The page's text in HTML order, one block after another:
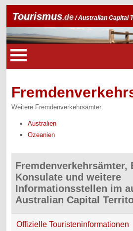
Tourismus.de/ Australian Capital
Weitere Fremdenverkehrsämter
Australien
Ozeanien
Fremdenverkehrsämter,
Konsulate und weitere
Informationsstellen im
Australian Capital
Offizielle Touristeninformationen